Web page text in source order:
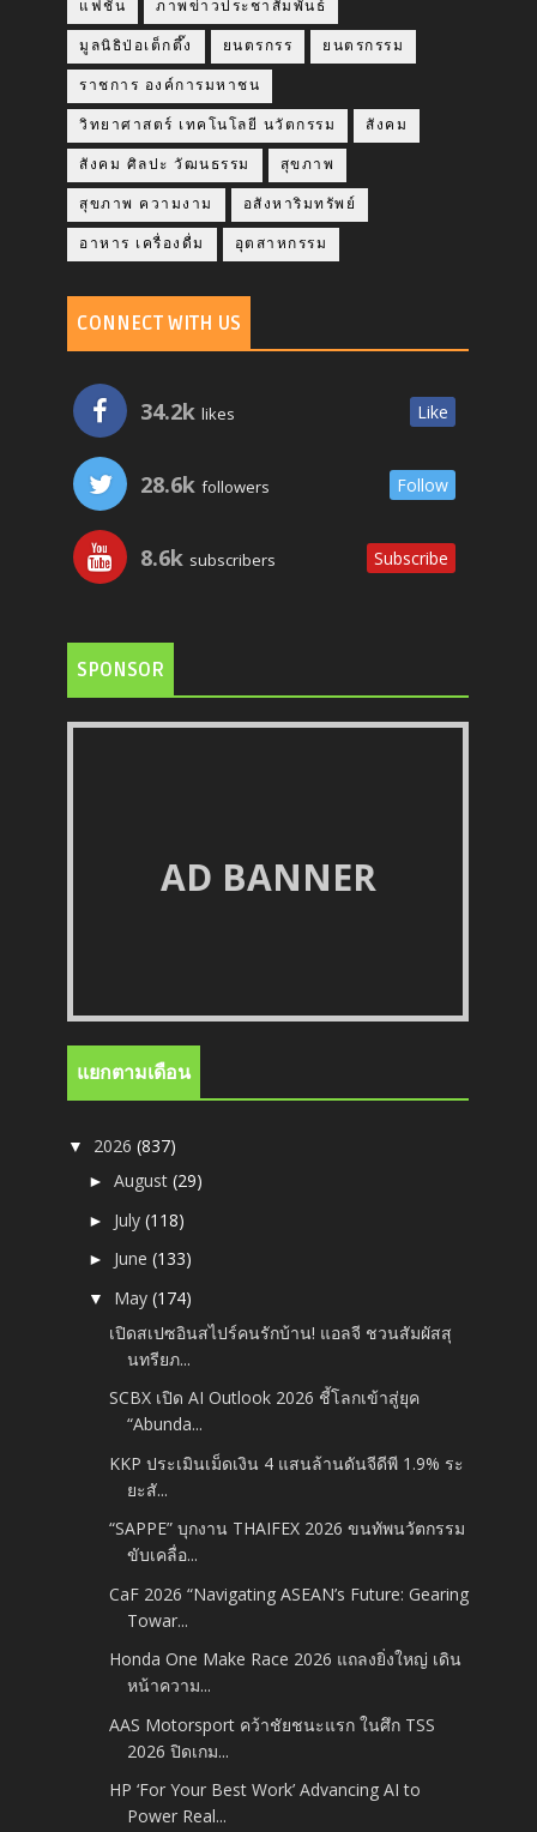
แฟชั่น ภาพข่าวประชาสัมพันธ์
มูลนิธิป่อเต็กตึ๊ง ยนตรกรร ยนตรกรรม
ราชการ องค์การมหาชน
วิทยาศาสตร์ เทคโนโลยี นวัตกรรม สังคม
สังคม ศิลปะ วัฒนธรรม สุขภาพ
สุขภาพ ความงาม อสังหาริมทรัพย์
อาหาร เครื่องดื่ม อุตสาหกรรม
CONNECT WITH US
34.2k likes Like
28.6k followers Follow
8.6k subscribers Subscribe
SPONSOR
AD BANNER
แยกตามเดือน
▼ 2026(837)
►August(29)
► July(118)
► June(133)
▼ May(174)
เปิดสเปซอินสไปร์คนรักบ้าน! แอลจี ชวนสัมผัสสุ
นทรียภ...
SCBX เปิด AI Outlook 2026 ชี้โลกเข้าสู่ยุค
“Abunda...
KKP ประเมินเม็ดเงิน 4 แสนล้านดันจีดีพี 1.9% ระ
ยะสั...
“SAPPE” บุกงาน THAIFEX 2026 ขนทัพนวัตกรรม
ขับเคลื่อ...
CaF 2026 “Navigating ASEAN’s Future: Gearing
Towar...
Honda One Make Race 2026 แถลงยิ่งใหญ่ เดิน
หน้าความ...
AAS Motorsport คว้าชัยชนะแรก ในศึก TSS
2026 ปิดเกม...
HP ‘For Your Best Work’ Advancing AI to
Power Real...